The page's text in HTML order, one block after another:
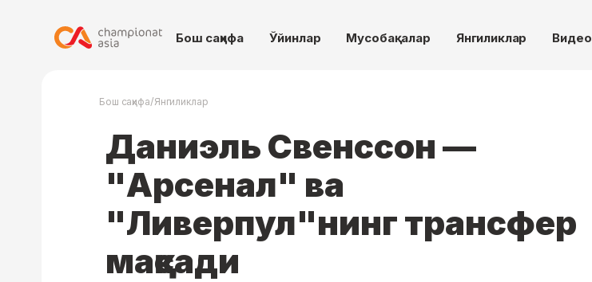
Бош саҳифа Ўйинлар Мусобақалар Янгиликлар Видео
Бош саҳифа/Янгиликлар
Даниэль Свенссон —
"Арсенал" ва
"Ливерпул"нинг трансфер
мақсади